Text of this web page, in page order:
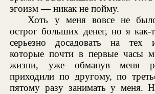
эгоизм — никак не пойму.
Хоть у меня вовсе не
острог больших денег, но я как-
серьезно досадовать на тех
которые почти в первые часы
жизни, уже обманув меня
приходили по другому, по
пятому разу занимать у меня.